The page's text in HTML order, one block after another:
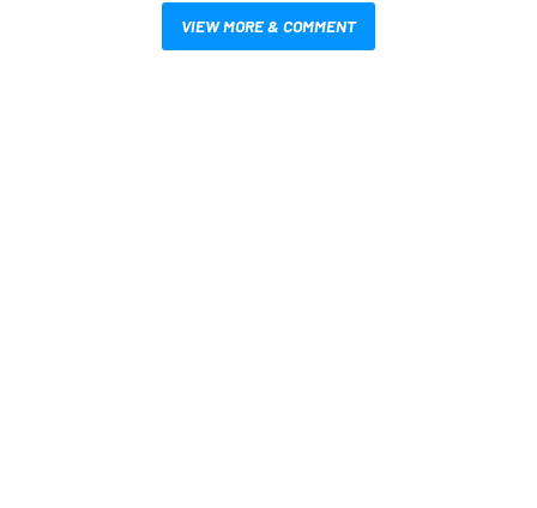
VIEW MORE & COMMENT